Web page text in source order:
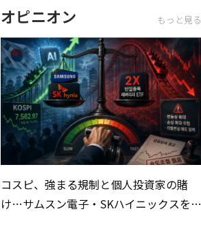
オピニオン もっと見る
コスピ、強まる規制と個人投資家の賭
け…サムスン電子・SKハイニックスを巡